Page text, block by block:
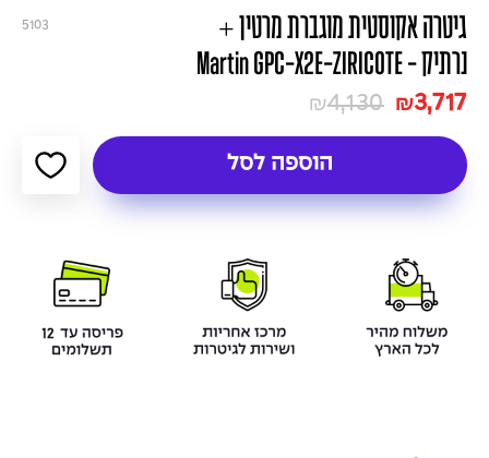
5103
גיטרה אקוסטית מוגברת מרטין +
נרתיק - Martin GPC-X2E-ZIRICOTE
₪4,130 ₪3,717
הוספה לסל